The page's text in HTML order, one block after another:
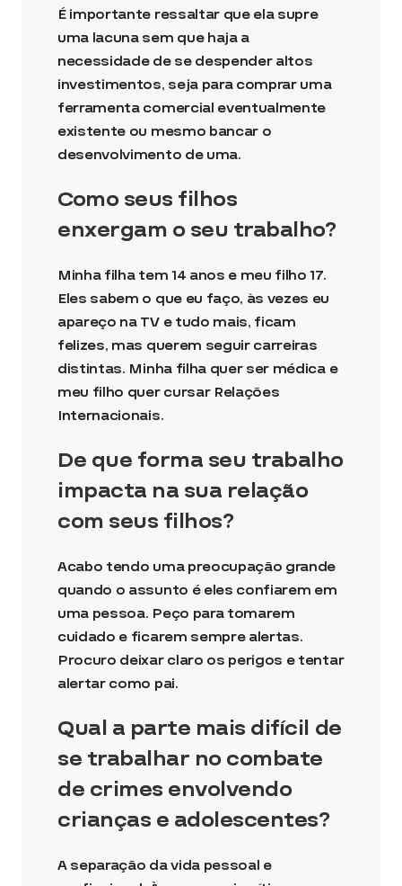
É importante ressaltar que ela supre
uma lacuna sem que haja a
necessidade de se despender altos
investimentos, seja para comprar uma
ferramenta comercial eventualmente
existente ou mesmo bancar o
desenvolvimento de uma.
Como seus filhos
enxergam o seu trabalho?
Minha filha tem 14 anos e meu filho 17.
Eles sabem o que eu faço, às vezes eu
apareço na TV e tudo mais, ficam
felizes, mas querem seguir carreiras
distintas. Minha filha quer ser médica e
meu filho quer cursar Relações
Internacionais.
De que forma seu trabalho
impacta na sua relação
com seus filhos?
Acabo tendo uma preocupação grande
quando o assunto é eles confiarem em
uma pessoa. Peço para tomarem
cuidado e ficarem sempre alertas.
Procuro deixar claro os perigos e tentar
alertar como pai.
Qual a parte mais difícil de
se trabalhar no combate
de crimes envolvendo
crianças e adolescentes?
A separação da vida pessoal e